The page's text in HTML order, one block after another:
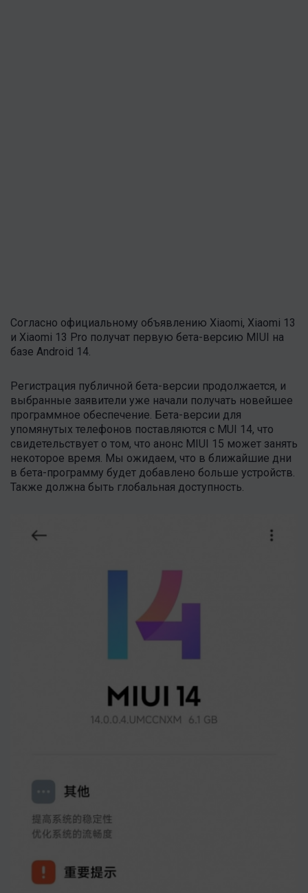
Согласно официальному объявлению Xiaomi, Xiaomi 13
и Xiaomi 13 Pro получат первую бета-версию MIUI на
базе Android 14.
Регистрация публичной бета-версии продолжается, и
выбранные заявители уже начали получать новейшее
программное обеспечение. Бета-версии для
упомянутых телефонов поставляются с MUI 14, что
свидетельствует о том, что анонс MIUI 15 может занять
некоторое время. Мы ожидаем, что в ближайшие дни
в бета-программу будет добавлено больше устройств.
Также должна быть глобальная доступность.